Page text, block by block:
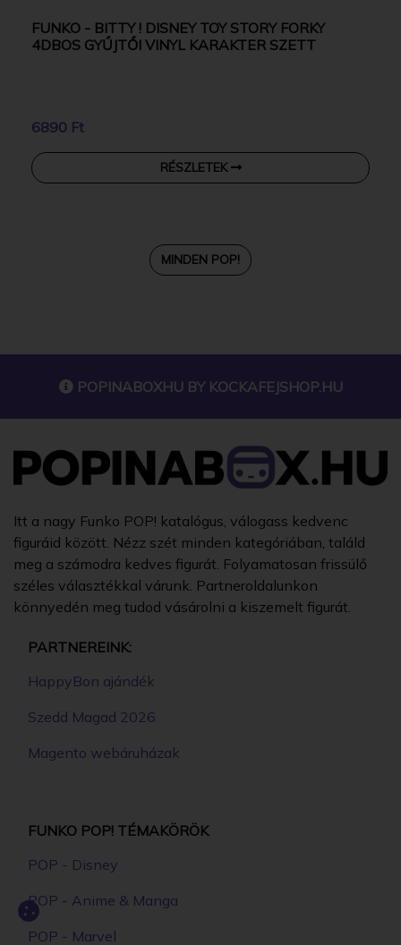
FUNKO - BITTY ! DISNEY TOY STORY FORKY
4DBOS GYŰJTŐI VINYL KARAKTER SZETT
6890 Ft
RÉSZLETEK
MINDEN POP!
POPINABOXHU BY KOCKAFEJSHOP.HU
Itt a nagy Funko POP! katalógus, válogass kedvenc
figuráid között. Nézz szét minden kategóriában, találd
meg a számodra kedves figurát. Folyamatosan frissülő
széles választékkal várunk. Partneroldalunkon
könnyedén meg tudod vásárolni a kiszemelt figurát.
PARTNEREINK:
HappyBon ajándék
Szedd Magad 2026
Magento webáruházak
FUNKO POP! TÉMAKÖRÖK
POP - Disney
POP - Anime & Manga
POP - Marvel